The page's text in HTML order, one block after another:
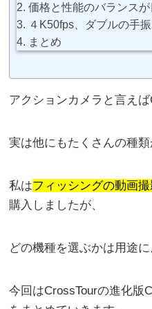
価格と性能のバランスが
４K50fps、ダブルの手
まとめ
アクションカメラと言えば
実は他にもたくさんの種類
私はフィッシングの動画撮
購入しましたが、
どの機種を選ぶかは用途
今回はCrossTourの進化版